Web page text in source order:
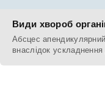
Види хвороб
Абсцес
внаслідок